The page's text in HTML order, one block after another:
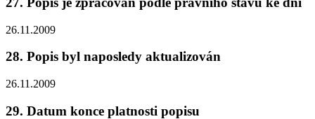
26.11.2009
28. Popis byl naposledy aktualizován
26.11.2009
29. Datum konce platnosti popisu